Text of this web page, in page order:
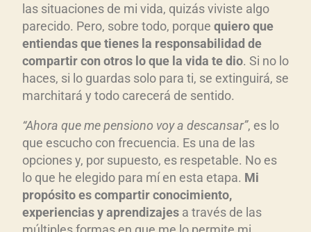
las situaciones de mi vida, quizás viviste algo
parecido. Pero, sobre todo, porque quiero que
entiendas que tienes la responsabilidad de
compartir con otros lo que la vida te dio. Si no lo
haces, si lo guardas solo para ti, se extinguirá, se
marchitará y todo carecerá de sentido.
“Ahora que me pensiono voy a descansar”, es lo
que escucho con frecuencia. Es una de las
opciones y, por supuesto, es respetable. No es
lo que he elegido para mí en esta etapa. Mi
propósito es compartir conocimiento,
experiencias y aprendizajes a través de las